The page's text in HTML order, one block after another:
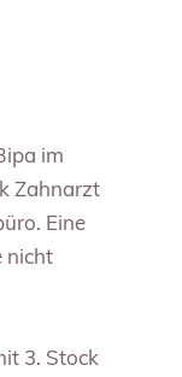
im
Zahnarzt
Eine
nicht
3. Stock